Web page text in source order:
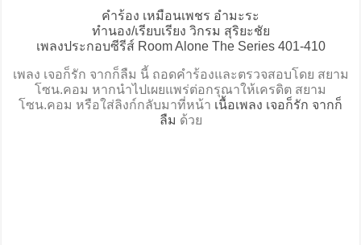
คำร้อง เหมือนเพชร อำมะระ
ทำนอง/เรียบเรียง วิกรม สุริยะชัย
เพลงประกอบซีรีส์ Room Alone The Series 401-410
เพลง เจอก็รัก จากก็ลืม นี้ ถอดคำร้องและตรวจสอบโดย สยาม
โซน.คอม หากนำไปเผยแพร่ต่อกรุณาให้เครดิต สยาม
โซน.คอม หรือใส่ลิงก์กลับมาที่หน้า เนื้อเพลง เจอก็รัก จากก็
ลืม ด้วย